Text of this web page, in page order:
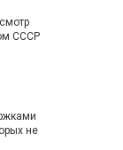
СССР
не